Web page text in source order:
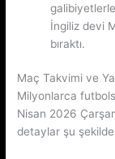
İngiliz devi
bıraktı.
Maç Takvimi ve
Milyonlarca
Nisan 2026
detaylar şu